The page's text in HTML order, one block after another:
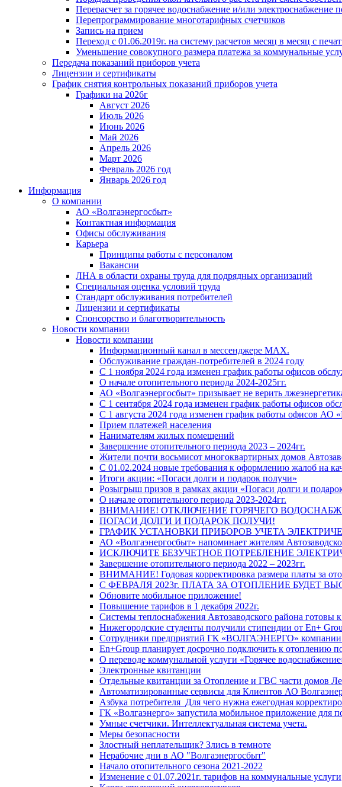
Перерасчет за горячее водоснабжение и/или
Перепрограммирование многотарифных счетчиков
Запись на прием
Переход с 01.06.2019г. на систему расчетов месяц в месяц с
Уменьшение совокупного размера платежа за коммунальные
Передача показаний приборов учета
Лицензии и сертификаты
График снятия контрольных показаний приборов учета
Графики на 2026г
Август 2026
Июль 2026
Июнь 2026
Май 2026
Апрель 2026
Март 2026
Февраль 2026 год
Январь 2026 год
Информация
О компании
АО «Волгаэнергосбыт»
Контактная информация
Офисы обслуживания
Карьера
Принципы работы с персоналом
Вакансии
ЛНА в области охраны труда для подрядных организаций
Специальная оценка условий труда
Стандарт обслуживания потребителей
Лицензии и сертификаты
Спонсорство и благотворительность
Новости компании
Новости компании
Информационный канал в мессенджере MAX.
Обслуживание граждан-потребителей в 2024 году
С 1 ноября 2024 года изменен график работы офисов
О начале отопительного периода 2024-2025гг.
АО «Волгаэнергосбыт» призывает не верить
С 1 сентября 2024 года изменен график работы офисов
С 1 августа 2024 года изменен график работы офисов АО
Прием платежей населения
Нанимателям жилых помещений
Завершение отопительного периода 2023 – 2024гг.
Жители почти восьмисот многоквартирных домов
С 01.02.2024 новые требования к оформлению жалоб на
Итоги акции: «Погаси долги и подарок получи»
Розыгрыш призов в рамках акции «Погаси долги и
О начале отопительного периода 2023-2024гг.
ВНИМАНИЕ! ОТКЛЮЧЕНИЕ ГОРЯЧЕГО
ПОГАСИ ДОЛГИ И ПОДАРОК ПОЛУЧИ!
ГРАФИК УСТАНОВКИ ПРИБОРОВ УЧЕТА
АО «Волгаэнергосбыт» напоминает жителям
ИСКЛЮЧИТЕ БЕЗУЧЕТНОЕ ПОТРЕБЛЕНИЕ
Завершение отопительного периода 2022 – 2023гг.
ВНИМАНИЕ! Годовая корректировка размера платы за
С ФЕВРАЛЯ 2023г. ПЛАТА ЗА ОТОПЛЕНИЕ БУДЕТ
Обновите мобильное приложение!
Повышение тарифов в 1 декабря 2022г.
Системы теплоснабжения Автозаводского района готовы
Нижегородские студенты получили стипендии от En+
Сотрудники предприятий ГК «ВОЛГАЭНЕРГО» компании
En+Group планирует досрочно подключить к отоплению
О переводе коммунальной услуги «Горячее
Электронные квитанции
Отдельные квитанции за Отопление и ГВС части домов
Автоматизированные сервисы для Клиентов АО
Азбука потребителя_Для чего нужна ежегодная
ГК «Волгаэнерго» запустила мобильное приложение для
Умные счетчики. Интеллектуальная система учета.
Меры безопасности
Злостный неплательщик? Злись в темноте
Нерабочие дни в АО "Волгаэнергосбыт"
Начало отопительного сезона 2021-2022
Изменение с 01.07.2021г. тарифов на коммунальные услуги